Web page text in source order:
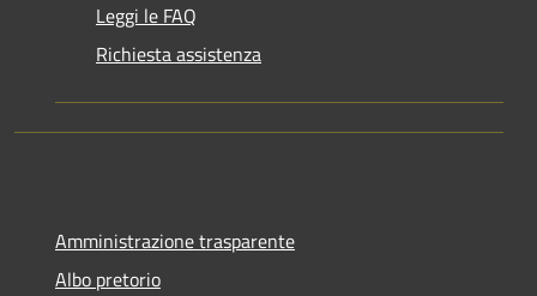
Leggi le FAQ
Richiesta assistenza
Amministrazione trasparente
Albo pretorio